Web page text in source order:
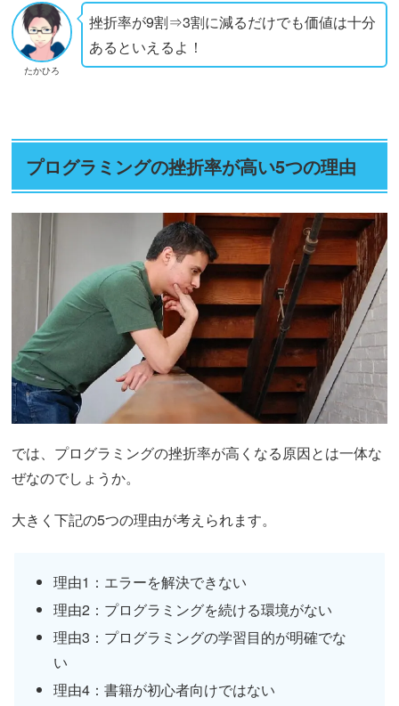
たかひろ
挫折率が9割⇒3割に減るだけでも価値は十分
あるといえるよ！
プログラミングの挫折率が高い5つの理由
では、プログラミングの挫折率が高くなる原因とは一体な
ぜなのでしょうか。
大きく下記の5つの理由が考えられます。
理由1：エラーを解決できない
理由2：プログラミングを続ける環境がない
理由3：プログラミングの学習目的が明確でな
い
理由4：書籍が初心者向けではない